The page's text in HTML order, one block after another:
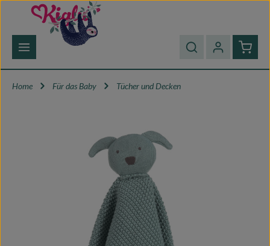
Zum Hauptinhalt springen
Home Für das Baby Tücher und Decken